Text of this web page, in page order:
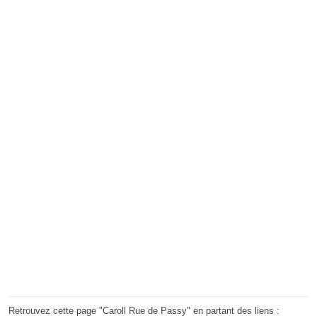
Retrouvez cette page "Caroll Rue de Passy" en partant des liens :